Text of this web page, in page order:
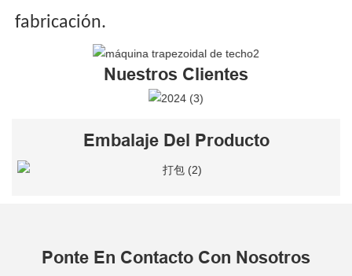
fabricación.
Nuestros Clientes
Embalaje Del Producto
Ponte En Contacto Con Nosotros